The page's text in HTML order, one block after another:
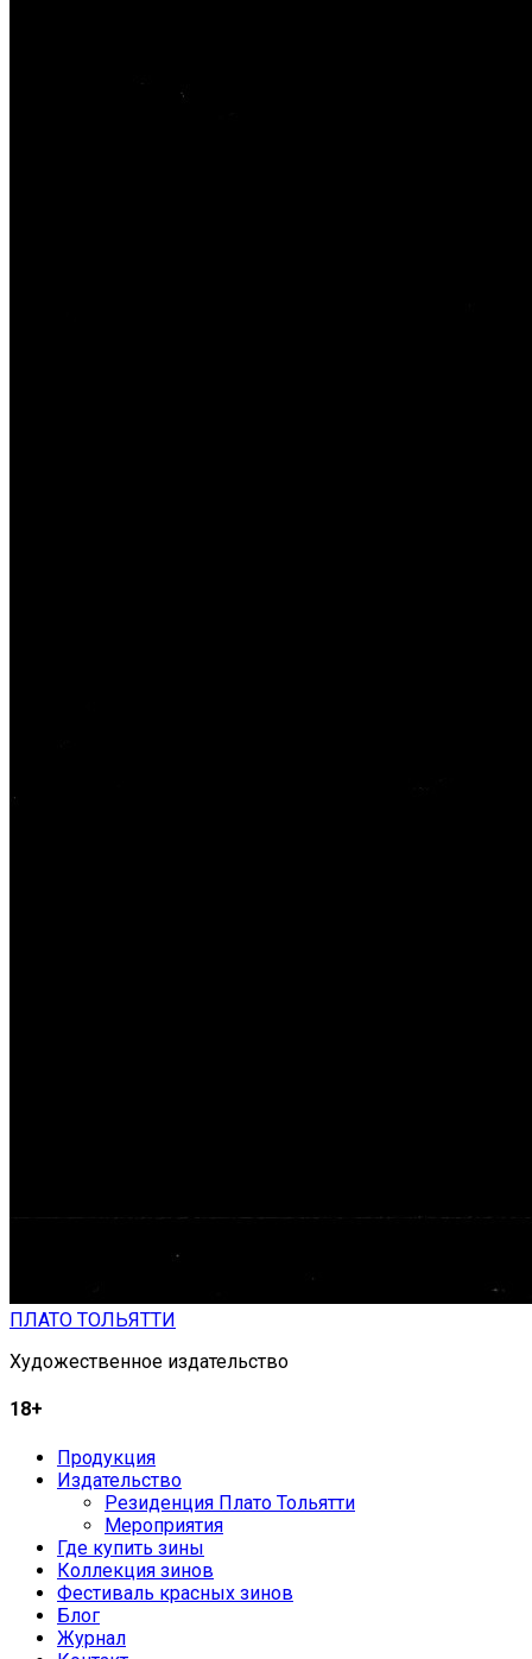
ПЛАТО ТОЛЬЯТТИ
Художественное издательство
18+
Продукция
Издательство
Резиденция Плато Тольятти
Мероприятия
Где купить зины
Коллекция зинов
Фестиваль красных зинов
Блог
Журнал